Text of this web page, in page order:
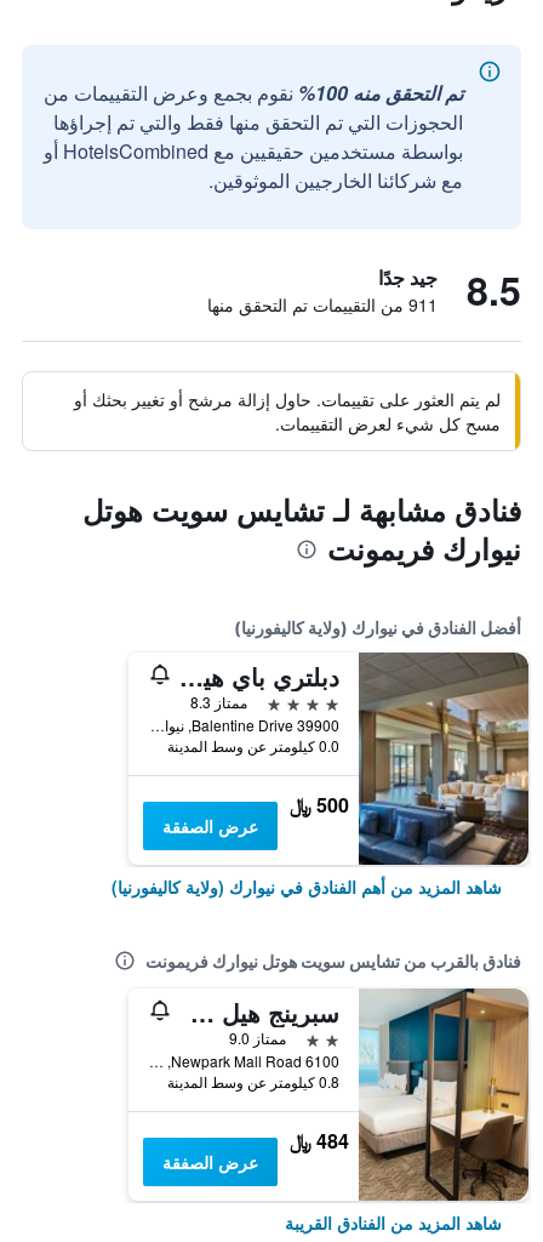
تم التحقق منه 100%
نقوم بجمع وعرض التقييمات من
الحجوزات التي تم التحقق منها فقط والتي تم إجراؤها
بواسطة مستخدمين حقيقيين مع HotelsCombined أو
مع شركائنا الخارجيين الموثوقين.
8.5 جيد جدًا
911 من التقييمات تم التحقق منها
لم يتم العثور على تقييمات. حاول إزالة مرشح أو تغيير بحثك أو
مسح كل شيء لعرض التقييمات.
فنادق مشابهة لـ تشايس سويت هوتل
نيوارك فريمونت
أفضل الفنادق في نيوارك (ولاية كاليفورنيا)
دبلتري باي هيلتون نيوارك - فريمونت
4 نجوم
ممتاز 8.3
39900 Balentine Drive, نيوارك (ولاية كاليفورنيا), CA, الولايات المتحدة الأميريكية
0.0 كيلومتر عن وسط المدينة
500 ﷼
عرض الصفقة
شاهد المزيد من أهم الفنادق في نيوارك (ولاية كاليفورنيا)
فنادق بالقرب من تشايس سويت هوتل نيوارك فريمونت
سبرينج هيل سويتس باي ماريوت نيوارك فريمونت
2 نجمتين
ممتاز 9.0
6100 Newpark Mall Road, نيوارك (ولاية كاليفورنيا), CA, الولايات المتحدة الأميريكية
0.8 كيلومتر عن وسط المدينة
484 ﷼
عرض الصفقة
شاهد المزيد من الفنادق القريبة